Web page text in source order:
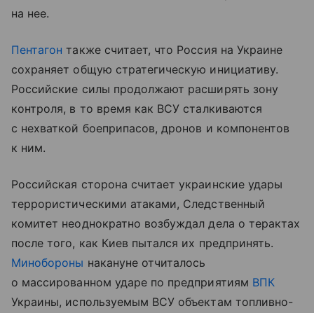
на нее.
Пентагон также считает, что Россия на Украине
сохраняет общую стратегическую инициативу.
Российские силы продолжают расширять зону
контроля, в то время как ВСУ сталкиваются
с нехваткой боеприпасов, дронов и компонентов
к ним.
Российская сторона считает украинские удары
террористическими атаками, Следственный
комитет неоднократно возбуждал дела о терактах
после того, как Киев пытался их предпринять.
Минобороны накануне отчиталось
о массированном ударе по предприятиям ВПК
Украины, используемым ВСУ объектам топливно-